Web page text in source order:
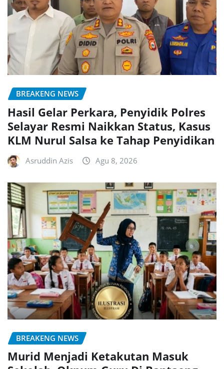
BREAKENG NEWS
Hasil Gelar Perkara, Penyidik Polres
Selayar Resmi Naikkan Status, Kasus
KLM Nurul Salsa ke Tahap Penyidikan
Asruddin Azis Agu 8, 2026
BREAKENG NEWS
Murid Menjadi Ketakutan Masuk